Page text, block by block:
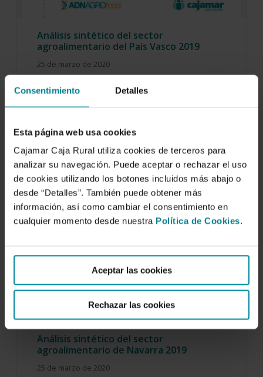
Consentimiento Detalles
Esta página web usa cookies
Cajamar Caja Rural utiliza cookies de terceros para
analizar su navegación. Puede aceptar o rechazar el uso
de cookies utilizando los botones incluidos más abajo o
desde “Detalles”. También puede obtener más
información, así como cambiar el consentimiento en
cualquier momento desde nuestra Política de Cookies.
Aceptar las cookies
Rechazar las cookies
Análisis sintético del sector
agroalimentario del País Vasco 2019
25 de marzo de 2020
El País Vasco es un territorio densamente
poblado, donde la superficie rural representa el
62…
Análisis sintético del sector
agroalimentario de Navarra 2019
25 de marzo de 2020